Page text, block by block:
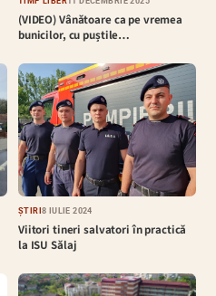
(VIDEO) Vânătoare ca pe vremea
bunicilor, cu puștile…
ȘTIRI8 IULIE 2024
Viitori tineri salvatori în practică
la ISU Sălaj